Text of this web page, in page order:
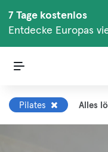
7 Tage kostenlos
Entdecke Europas
Pilates Alles